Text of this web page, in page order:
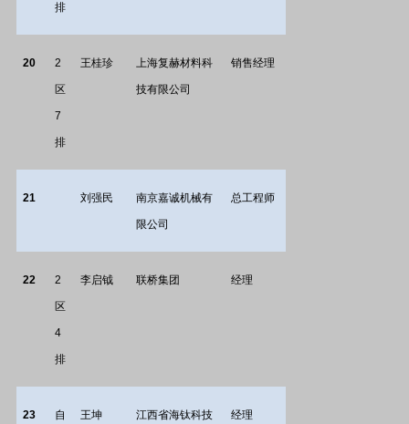
排
20 2
区
7
排
王桂珍 上海复赫材料科
技有限公司
销售经理
21 刘强民 南京嘉诚机械有
限公司
总工程师
22 2
区
4
排
李启钺 联桥集团 经理
23 自 王坤 江西省海钛科技 经理